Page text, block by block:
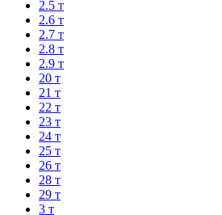
2.5 т
2.6 т
2.7 т
2.8 т
2.9 т
20 т
21 т
22 т
23 т
24 т
25 т
26 т
28 т
29 т
3 т